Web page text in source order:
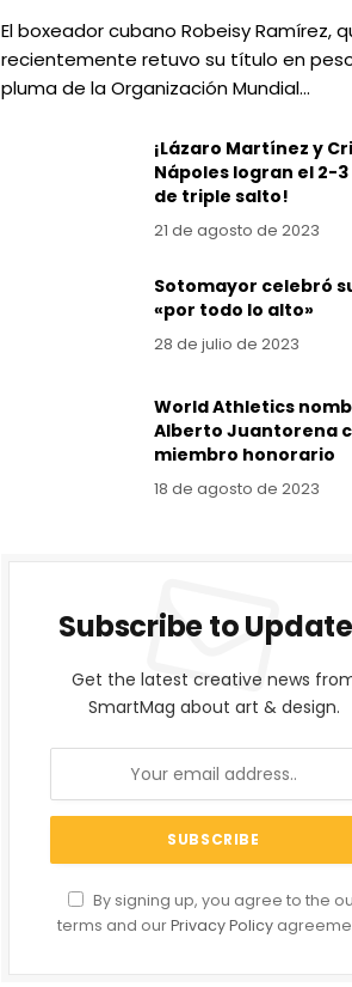
El boxeador cubano Robeisy Ramírez,
recientemente retuvo su título en
pluma de la Organización Mundial…
¡Lázaro Martínez y
Nápoles logran el 2-
de triple salto!
21 de agosto de 2023
Sotomayor celebró
«por todo lo alto»
28 de julio de 2023
World Athletics
Alberto Juantorena
miembro honorario
18 de agosto de 2023
Subscribe to
Get the latest creative news
SmartMag about art & design.
By signing up, you agree to the
terms and ourPrivacy Policy